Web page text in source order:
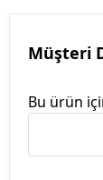
Müşteri
Bu ürün